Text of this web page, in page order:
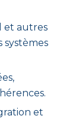
et autres
systèmes
et